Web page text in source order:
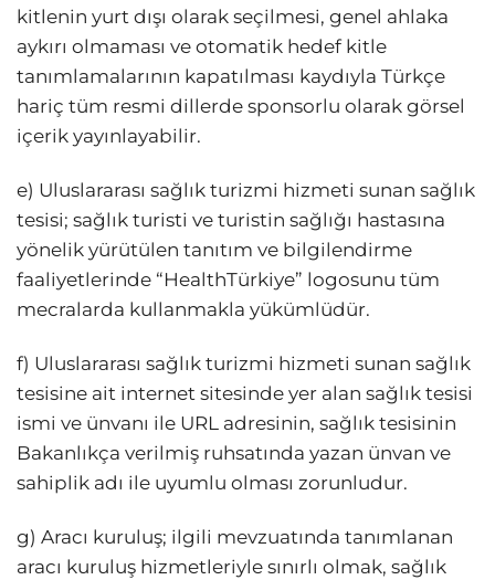
kitlenin yurt dışı olarak seçilmesi, genel ahlaka
aykırı olmaması ve otomatik hedef kitle
tanımlamalarının kapatılması kaydıyla Türkçe
hariç tüm resmi dillerde sponsorlu olarak görsel
içerik yayınlayabilir.
e) Uluslararası sağlık turizmi hizmeti sunan sağlık
tesisi; sağlık turisti ve turistin sağlığı hastasına
yönelik yürütülen tanıtım ve bilgilendirme
faaliyetlerinde “HealthTürkiye” logosunu tüm
mecralarda kullanmakla yükümlüdür.
f) Uluslararası sağlık turizmi hizmeti sunan sağlık
tesisine ait internet sitesinde yer alan sağlık tesisi
ismi ve ünvanı ile URL adresinin, sağlık tesisinin
Bakanlıkça verilmiş ruhsatında yazan ünvan ve
sahiplik adı ile uyumlu olması zorunludur.
g) Aracı kuruluş; ilgili mevzuatında tanımlanan
aracı kuruluş hizmetleriyle sınırlı olmak, sağlık